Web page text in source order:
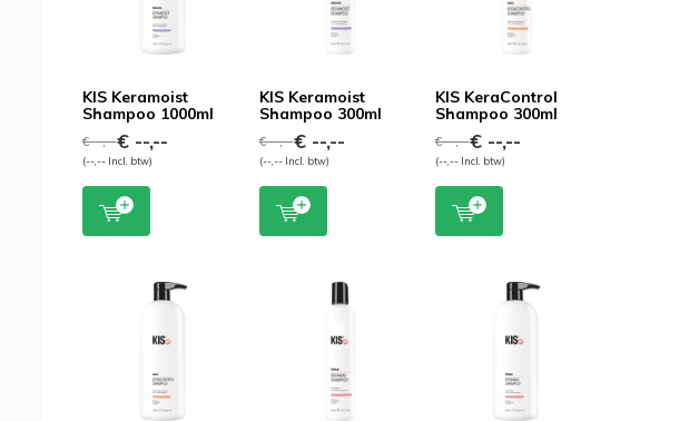
KIS Keramoist
Shampoo 1000ml
€ --,--€ --,--
(--,-- Incl. btw)
KIS Keramoist
Shampoo 300ml
€ --,--€ --,--
(--,-- Incl. btw)
KIS KeraControl
Shampoo 300ml
€ --,--€ --,--
(--,-- Incl. btw)